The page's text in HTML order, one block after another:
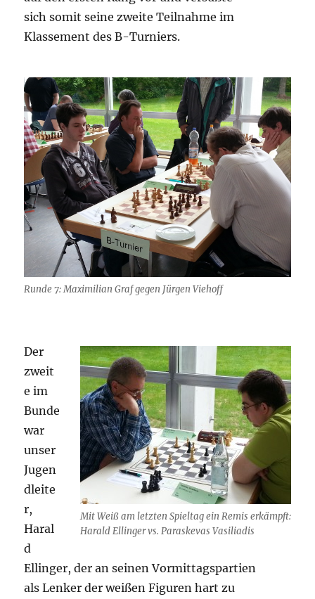
sich somit seine zweite Teilnahme im
Klassement des B-Turniers.
Runde 7: Maximilian Graf gegen Jürgen Viehoff
Mit Weiß am letzten Spieltag ein Remis erkämpft:
Harald Ellinger vs. Paraskevas Vasiliadis
Der
zweit
e im
Bunde
war
unser
Jugen
dleite
r,
Haral
d
Ellinger, der an seinen Vormittagspartien
als Lenker der weißen Figuren hart zu